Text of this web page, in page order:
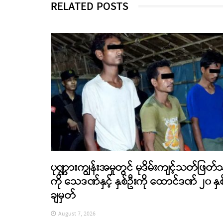
RELATED POSTS
ပုဏ္ဏားကျွန်းအမှုတွင် မုဒိမ်းကျင့်သတ်ဖြ
ကို သေဒဏ်နှင့် နှစ်ဦးကို ထောင်ဒဏ် ၂၀ နှ
ချမှတ်
August 7, 2026